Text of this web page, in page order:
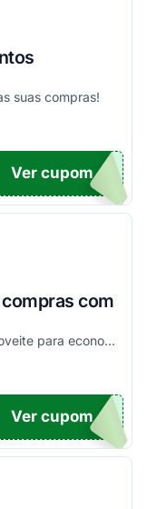
suas compras!
Ver cupom
com
Aplique seu código agora mesmo e aproveite para economizar! Válido em par completo (Armação + Lente)!
OM50
Ver cupom